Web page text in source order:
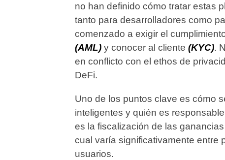
no han definido cómo tratar estas
tanto para desarrolladores como
comenzado a exigir el
(AML) y conocer al cliente (KYC).
en conflicto con el ethos de
DeFi.
Uno de los puntos clave es cómo
inteligentes y quién es
es la fiscalización de las
cual varía significativamente entre
usuarios.